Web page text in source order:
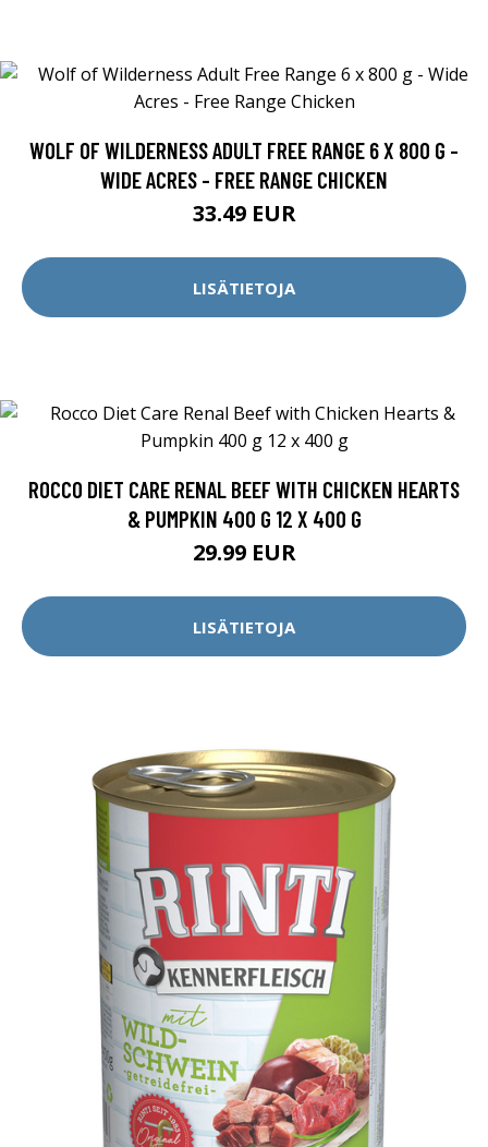
WOLF OF WILDERNESS ADULT FREE RANGE 6 X 800 G -
WIDE ACRES - FREE RANGE CHICKEN
33.49 EUR
LISÄTIETOJA
ROCCO DIET CARE RENAL BEEF WITH CHICKEN HEARTS
& PUMPKIN 400 G 12 X 400 G
29.99 EUR
LISÄTIETOJA